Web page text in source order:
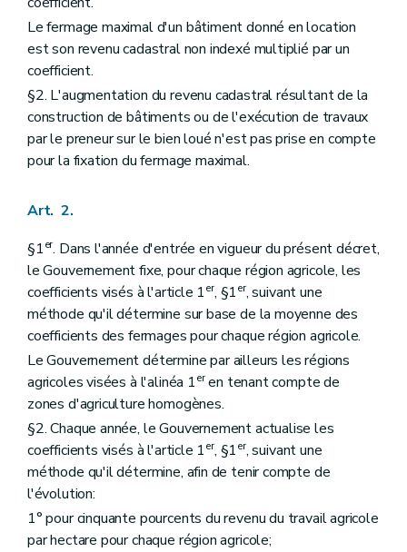
Le fermage maximal d'un bâtiment donné en location
est son revenu cadastral non indexé multiplié par un
coefficient.
§2. L'augmentation du revenu cadastral résultant de la
construction de bâtiments ou de l'exécution de travaux
par le preneur sur le bien loué n'est pas prise en compte
pour la fixation du fermage maximal.
Art. 2.
§1er. Dans l'année d'entrée en vigueur du présent décret,
le Gouvernement fixe, pour chaque région agricole, les
coefficients visés à l'article 1er, §1er, suivant une
méthode qu'il détermine sur base de la moyenne des
coefficients des fermages pour chaque région agricole.
Le Gouvernement détermine par ailleurs les régions
agricoles visées à l'alinéa 1eren tenant compte de
zones d'agriculture homogènes.
§2. Chaque année, le Gouvernement actualise les
coefficients visés à l'article 1er, §1er, suivant une
méthode qu'il détermine, afin de tenir compte de
l'évolution:
1° pour cinquante pourcents du revenu du travail agricole
par hectare pour chaque région agricole;